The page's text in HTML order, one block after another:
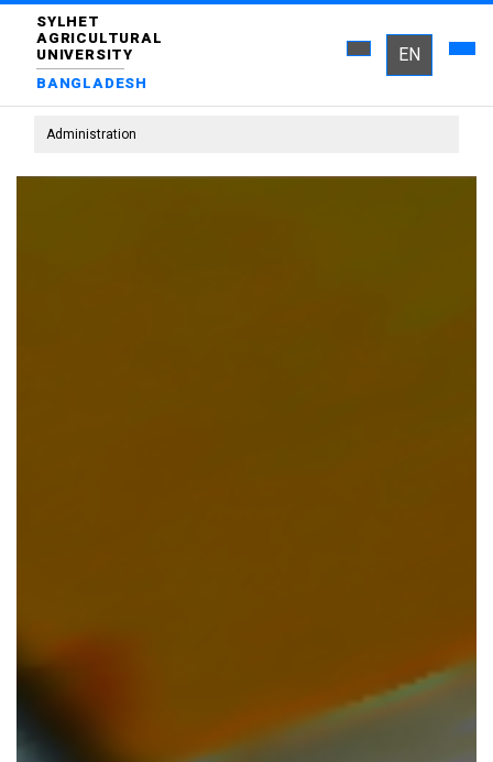
SYLHET
AGRICULTURAL
UNIVERSITY
BANGLADESH
EN
Administration